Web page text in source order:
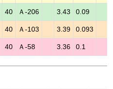
40 Ａ-206 3.43 0.09
40 Ａ-103 3.39 0.093
40 Ａ-58 3.36 0.1